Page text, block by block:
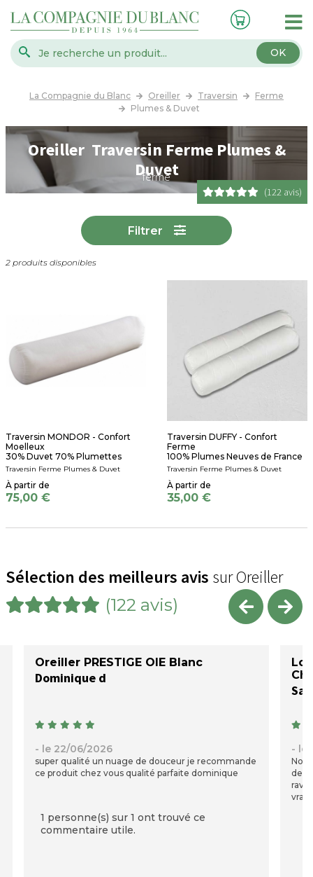
OK
La Compagnie du Blanc Oreiller Traversin
Ferme
Plumes & Duvet
Oreiller Traversin Ferme Plumes &
Duvet
ferme
(122 avis)
Filtrer
2 produits disponibles
Traversin MONDOR - Confort
Moelleux
30% Duvet 70% Plumettes
Traversin Ferme Plumes & Duvet
75,00 €
Traversin DUFFY - Confort
Ferme
100% Plumes Neuves de France
Traversin Ferme Plumes & Duvet
35,00 €
Sélection des meilleurs avis sur Oreiller
(122 avis)
Oreiller PRESTIGE OIE Blanc
Dominique d
- le 22/06/2026
super qualité un nuage de douceur je recommande
ce produit chez vous qualité parfaite dominique
1 personne(s) sur 1 ont trouvé ce
commentaire utile.
Lot
- le